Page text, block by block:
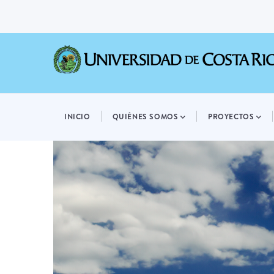
NAVIGATION
INICIO QUIÉNES SOMOS PROYECTOS